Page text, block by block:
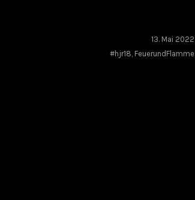
13. Mai 2022
#hjr18, FeuerundFlamme